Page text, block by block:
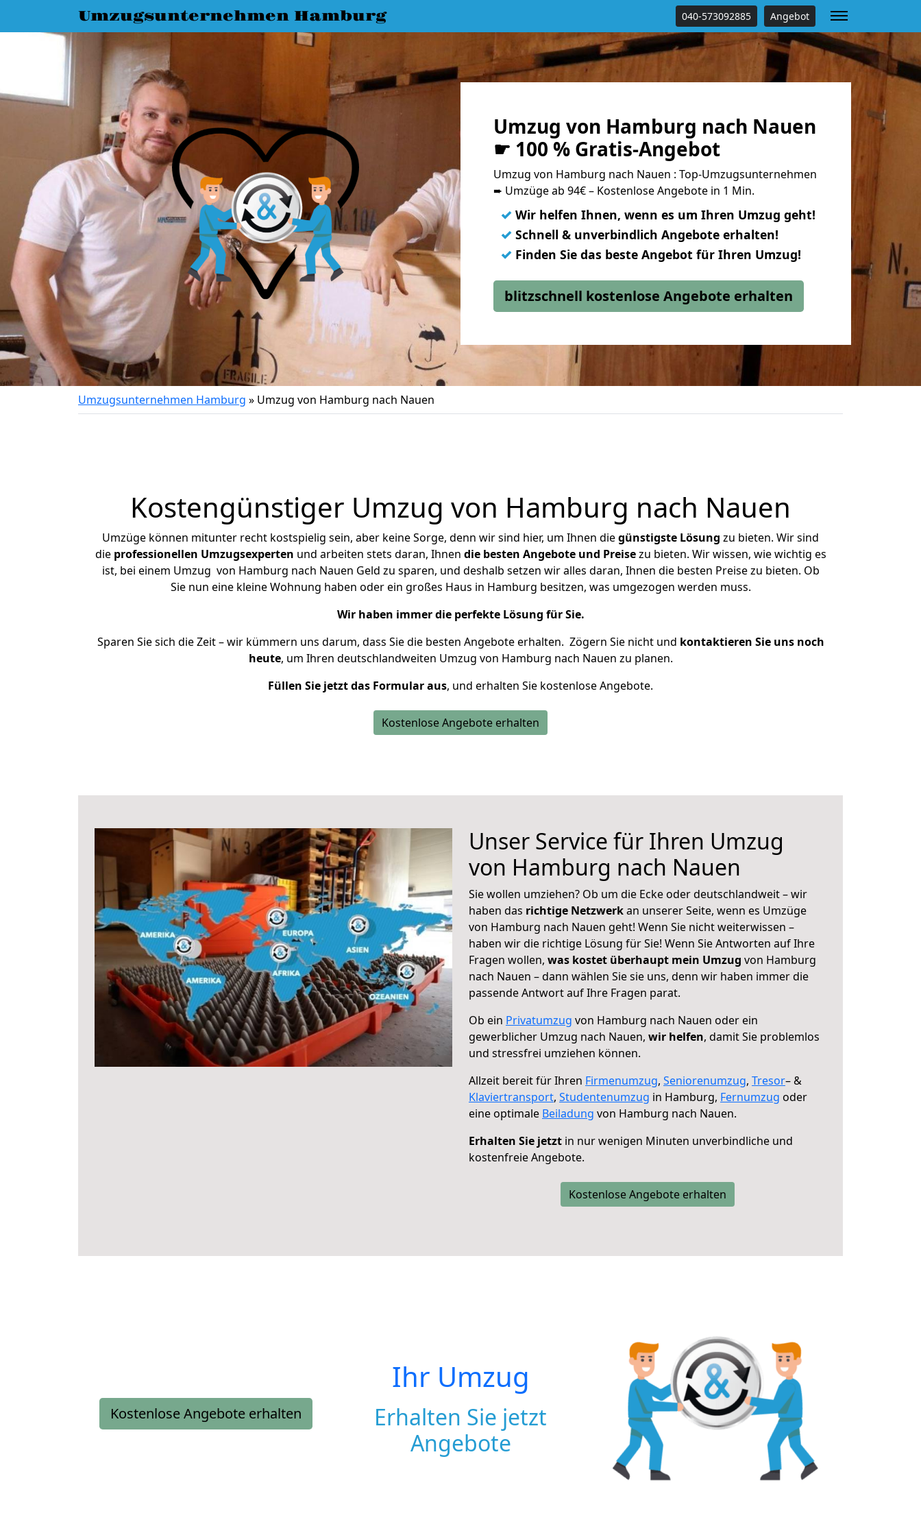
Umzugsunternehmen Hamburg 040-573092885 Angebot
Umzug von Hamburg nach Nauen
☛ 100 % Gratis-Angebot
Umzug von Hamburg nach Nauen : Top-Umzugsunternehmen
➨ Umzüge ab 94€ – Kostenlose Angebote in 1 Min.
✓ Wir helfen Ihnen, wenn es um Ihren Umzug geht!
✓ Schnell & unverbindlich Angebote erhalten!
✓ Finden Sie das beste Angebot für Ihren Umzug!
blitzschnell kostenlose Angebote erhalten
Umzugsunternehmen Hamburg » Umzug von Hamburg nach Nauen
Kostengünstiger Umzug von Hamburg nach Nauen
Umzüge können mitunter recht kostspielig sein, aber keine Sorge, denn wir sind hier, um Ihnen diegünstigste Lösung zu bieten. Wir sind
die professionellen Umzugsexperten und arbeiten stets daran, Ihnen die besten Angebote und Preisezu bieten. Wir wissen, wie wichtig es
ist, bei einem Umzug von Hamburg nach Nauen Geld zu sparen, und deshalb setzen wir alles daran, Ihnen die besten Preise zu bieten. Ob
Sie nun eine kleine Wohnung haben oder ein großes Haus in Hamburg besitzen, was umgezogen werden muss.
Wir haben immer die perfekte Lösung für Sie.
Sparen Sie sich die Zeit – wir kümmern uns darum, dass Sie die besten Angebote erhalten. Zögern Sie nicht und kontaktieren Sie uns noch
heute, um Ihren deutschlandweiten Umzug von Hamburg nach Nauen zu planen.
Füllen Sie jetzt das Formular aus, und erhalten Sie kostenlose Angebote.
Kostenlose Angebote erhalten
Unser Service für Ihren Umzug
von Hamburg nach Nauen
Sie wollen umziehen? Ob um die Ecke oder deutschlandweit – wir
haben das richtige Netzwerkan unserer Seite, wenn es Umzüge
von Hamburg nach Nauen geht! Wenn Sie nicht weiterwissen –
haben wir die richtige Lösung für Sie! Wenn Sie Antworten auf Ihre
Fragen wollen, was kostet überhaupt mein Umzug von Hamburg
nach Nauen – dann wählen Sie sie uns, denn wir haben immer die
passende Antwort auf Ihre Fragen parat.
Ob ein Privatumzug von Hamburg nach Nauen oder ein
gewerblicher Umzug nach Nauen, wir helfen, damit Sie problemlos
und stressfrei umziehen können.
Allzeit bereit für Ihren Firmenumzug, Seniorenumzug, Tresor– &
Klaviertransport, Studentenumzug in Hamburg, Fernumzug oder
eine optimale Beiladung von Hamburg nach Nauen.
Erhalten Sie jetzt in nur wenigen Minuten unverbindliche und
kostenfreie Angebote.
Kostenlose Angebote erhalten
Kostenlose Angebote erhalten
Ihr Umzug
Erhalten Sie jetzt
Angebote